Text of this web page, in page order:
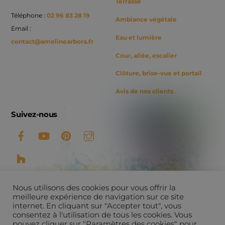
Téléphone :02 96 83 28 19
Email :
contact@amelinearbora.fr
Ambiance végétale
Eau et lumière
Cour, allée, escalier
Clôture, brise-vue et portail
Avis de nos clients
Suivez-nous
©Ameline Arbora 2026
Nous utilisons des cookies pour vous offrir la
meilleure expérience de navigation sur ce site
internet. En cliquant sur "Accepter tout", vous
consentez à l'utilisation de tous les cookies. Vous